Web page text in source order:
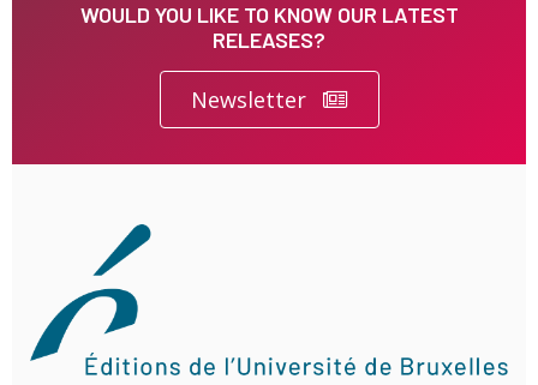
WOULD YOU LIKE TO KNOW OUR LATEST
RELEASES?
Newsletter